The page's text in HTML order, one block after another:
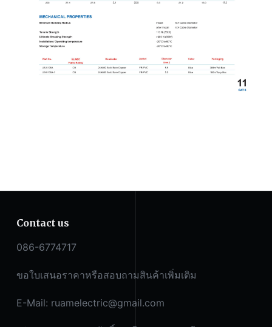
Contact us
086-6774717
ขอใบเสนอราคาหรือสอบถามสินค้าเพิ่มเติม
E-Mail: ruamelectric@gmail.com